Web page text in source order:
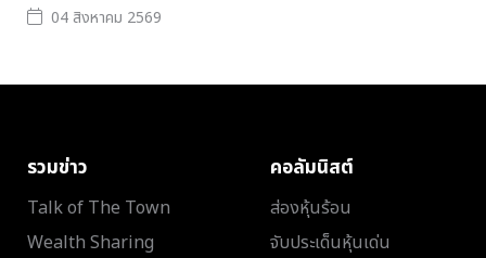
04 สิงหาคม 2569
รวมข่าว
Talk of The Town
Wealth Sharing
คอลัมนิสต์
ส่องหุ้นร้อน
จับประเด็นหุ้นเด่น